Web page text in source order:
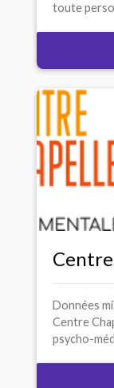
toute
Données
Centre
psycho-